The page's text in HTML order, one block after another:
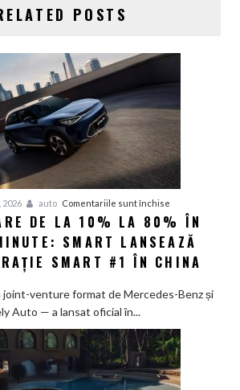
POSTS
2026 auto Comentariile sunt închise
Reîncărcare
de
la
doar
12
minute:
DE LA 10% LA 80% ÎN
SMART LANSEAZĂ
SMART #1 ÎN CHINA
venture format de Mercedes-Benz și
Auto — a lansat oficial în...